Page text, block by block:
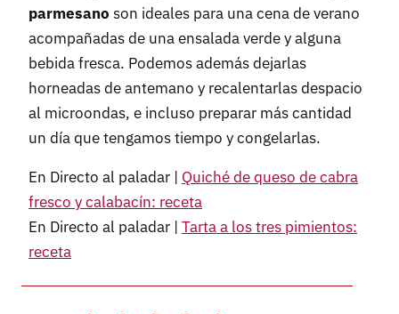
parmesano son ideales para una cena de verano
acompañadas de una ensalada verde y alguna
bebida fresca. Podemos además dejarlas
horneadas de antemano y recalentarlas despacio
al microondas, e incluso preparar más cantidad
un día que tengamos tiempo y congelarlas.
En Directo al paladar | Quiché de queso de cabra
fresco y calabacín: receta
En Directo al paladar | Tarta a los tres pimientos:
receta